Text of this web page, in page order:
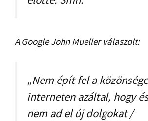
A Google John Mueller válaszolt:
„Nem épít fel a
interneten azáltal, hogy
nem ad el új dolgokat /